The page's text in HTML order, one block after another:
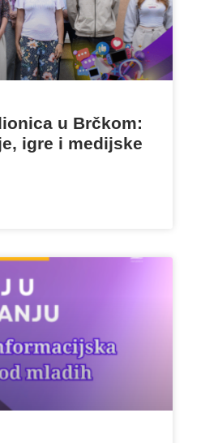
u Brčkom:
igre i medijske